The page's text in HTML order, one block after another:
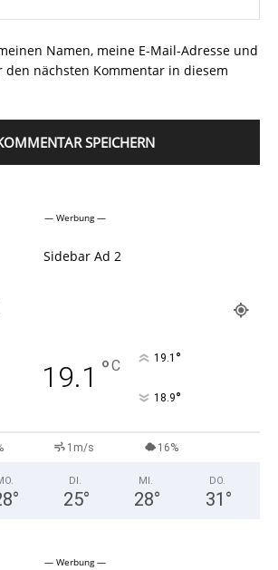
Namen, meine E-Mail-Adresse und
den nächsten Kommentar in diesem
— Werbung —
19.1 °C 19.1 °
18.9°
1m/s 16%
°
DI.
25°
MI.
28°
DO.
31 °
— Werbung —